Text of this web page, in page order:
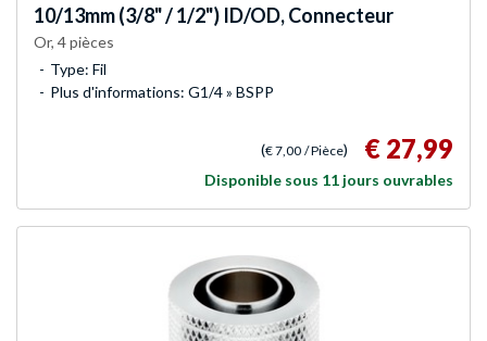
10/13mm (3/8" / 1/2") ID/OD, Connecteur
Or, 4 pièces
Type: Fil
Plus d'informations: G1/4 » BSPP
(€ 7,00 / Pièce) € 27,99
Disponible sous 11 jours ouvrables